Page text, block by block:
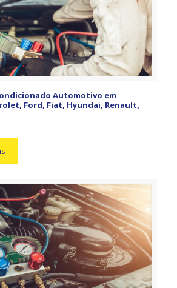
Automotivo em
Ford, Fiat, Hyundai, Renault,